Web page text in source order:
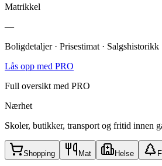
Matrikkel
—
Boligdetaljer · Prisestimat · Salgshistorikk
Lås opp med PRO
Full oversikt med PRO
Nærhet
Skoler, butikker, transport og fritid innen
Shopping Mat Helse